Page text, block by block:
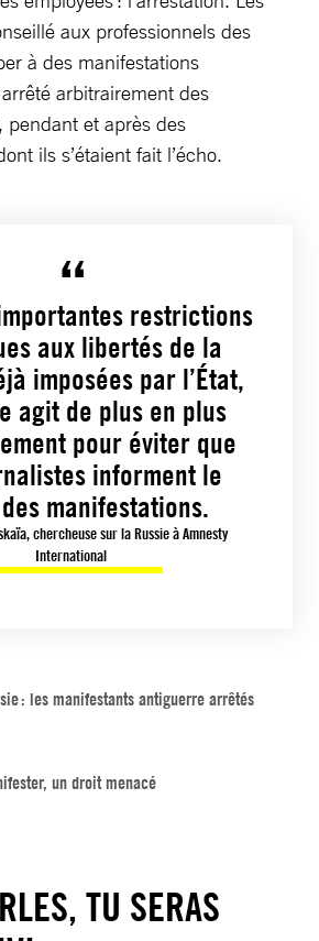
aux professionnels des
à des manifestations
arbitrairement des
pendant et après des
ils s’étaient fait l’écho.
restrictions
aux libertés de la
imposées par l’État,
agit de plus en plus
pour éviter que
informent le
manifestations.
chercheuse sur la Russie à Amnesty
International
: les manifestants antiguerre arrêtés
un droit menacé
TU SERAS